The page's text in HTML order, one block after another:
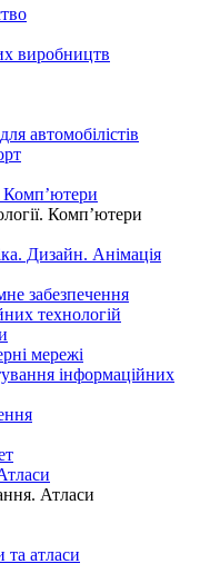
виробництв
автомобілістів
Комп’ютери
Комп’ютери
Дизайн. Анімація
забезпечення
технологій
мережі
інформаційних
Атласи
та атласи